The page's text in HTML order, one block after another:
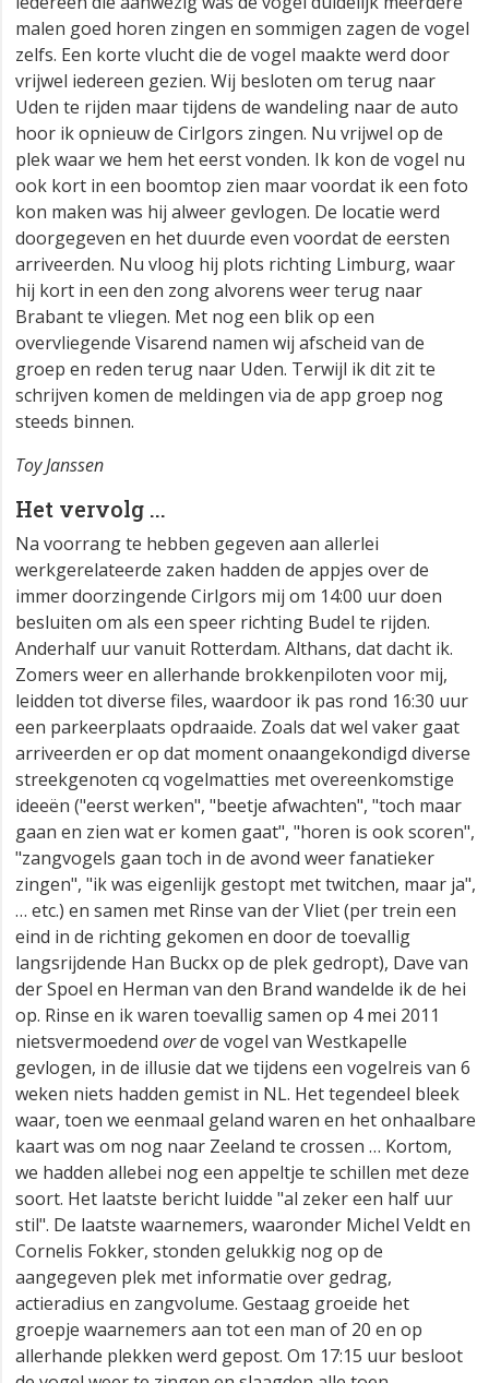
malen goed horen zingen en sommigen zagen de vogel
zelfs. Een korte vlucht die de vogel maakte werd door
vrijwel iedereen gezien. Wij besloten om terug naar
Uden te rijden maar tijdens de wandeling naar de auto
hoor ik opnieuw de Cirlgors zingen. Nu vrijwel op de
plek waar we hem het eerst vonden. Ik kon de vogel nu
ook kort in een boomtop zien maar voordat ik een foto
kon maken was hij alweer gevlogen. De locatie werd
doorgegeven en het duurde even voordat de eersten
arriveerden. Nu vloog hij plots richting Limburg, waar
hij kort in een den zong alvorens weer terug naar
Brabant te vliegen. Met nog een blik op een
overvliegende Visarend namen wij afscheid van de
groep en reden terug naar Uden. Terwijl ik dit zit te
schrijven komen de meldingen via de app groep nog
steeds binnen.
Toy Janssen
Het vervolg ...
Na voorrang te hebben gegeven aan allerlei
werkgerelateerde zaken hadden de appjes over de
immer doorzingende Cirlgors mij om 14:00 uur doen
besluiten om als een speer richting Budel te rijden.
Anderhalf uur vanuit Rotterdam. Althans, dat dacht ik.
Zomers weer en allerhande brokkenpiloten voor mij,
leidden tot diverse files, waardoor ik pas rond 16:30 uur
een parkeerplaats opdraaide. Zoals dat wel vaker gaat
arriveerden er op dat moment onaangekondigd diverse
streekgenoten cq vogelmatties met overeenkomstige
ideeën ("eerst werken", "beetje afwachten", "toch maar
gaan en zien wat er komen gaat", "horen is ook scoren",
"zangvogels gaan toch in de avond weer fanatieker
zingen", "ik was eigenlijk gestopt met twitchen, maar ja",
… etc.) en samen met Rinse van der Vliet (per trein een
eind in de richting gekomen en door de toevallig
langsrijdende Han Buckx op de plek gedropt), Dave van
der Spoel en Herman van den Brand wandelde ik de hei
op. Rinse en ik waren toevallig samen op 4 mei 2011
nietsvermoedend overde vogel van Westkapelle
gevlogen, in de illusie dat we tijdens een vogelreis van 6
weken niets hadden gemist in NL. Het tegendeel bleek
waar, toen we eenmaal geland waren en het onhaalbare
kaart was om nog naar Zeeland te crossen … Kortom,
we hadden allebei nog een appeltje te schillen met deze
soort. Het laatste bericht luidde "al zeker een half uur
stil". De laatste waarnemers, waaronder Michel Veldt en
Cornelis Fokker, stonden gelukkig nog op de
aangegeven plek met informatie over gedrag,
actieradius en zangvolume. Gestaag groeide het
groepje waarnemers aan tot een man of 20 en op
allerhande plekken werd gepost. Om 17:15 uur besloot